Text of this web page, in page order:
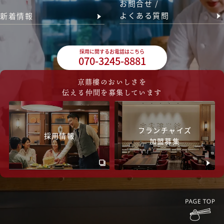
新着情報
お問合せ /
よくある質問
採用に関するお電話はこちら
070-3245-8881
京鼎樓のおいしさを
伝える仲間を募集しています
採用情報
フランチャイズ
加盟募集